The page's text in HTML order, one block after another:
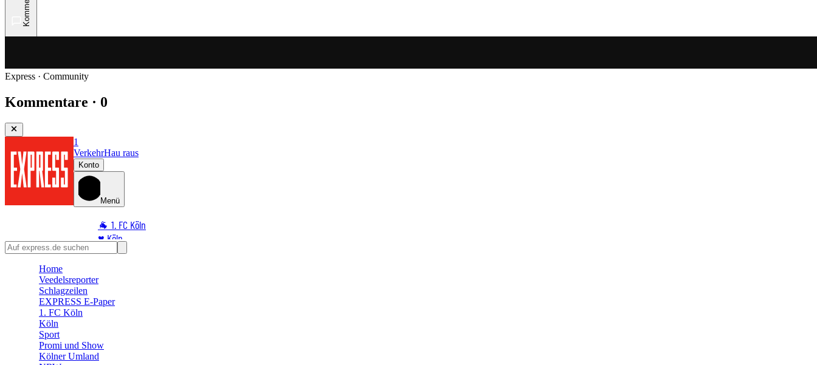
Express · Community
Kommentare · 0
1
VerkehrHau raus
Konto
Menü
🐐 1. FC Köln
♥️ Köln
⭐ Promi
🛒 Shoppingwelt
🧩 Spiele
Home
Veedelsreporter
Schlagzeilen
EXPRESS E-Paper
1. FC Köln
Köln
Sport
Promi und Show
Kölner Umland